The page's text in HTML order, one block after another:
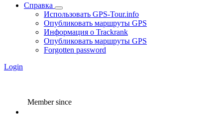
Справка
Использовать GPS-Tour.info
Опубликовать маршруты GPS
Информация о Trackrank
Опубликовать маршруты GPS
Forgotten password
Login
Member since